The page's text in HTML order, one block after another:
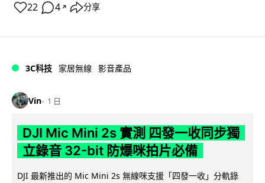
22 4 ↗ 分享
3C科技 家居無線 影音產品
Vin 1 日
DJI Mic Mini 2s 實測 四發一收同步獨
立錄音 32-bit 防爆咪拍片必備
DJI 最新推出的 Mic Mini 2s 無線咪支援「四發一收」分軌錄